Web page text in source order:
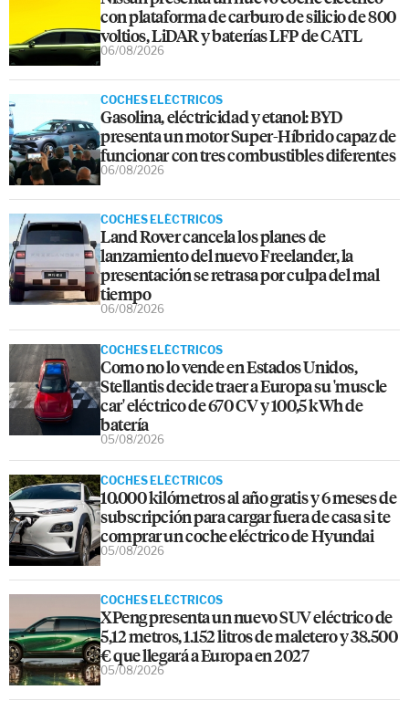
con plataforma de carburo de silicio de 800
voltios, LiDAR y baterías LFP de CATL
06/08/2026
COCHES ELÉCTRICOS
Gasolina, eléctricidad y etanol: BYD
presenta un motor Super-Híbrido capaz de
funcionar con tres combustibles diferentes
06/08/2026
COCHES ELÉCTRICOS
Land Rover cancela los planes de
lanzamiento del nuevo Freelander, la
presentación se retrasa por culpa del mal
tiempo
06/08/2026
COCHES ELÉCTRICOS
Como no lo vende en Estados Unidos,
Stellantis decide traer a Europa su 'muscle
car' eléctrico de 670 CV y 100,5 kWh de
batería
05/08/2026
COCHES ELÉCTRICOS
10.000 kilómetros al año gratis y 6 meses de
subscripción para cargar fuera de casa si te
comprar un coche eléctrico de Hyundai
05/08/2026
COCHES ELÉCTRICOS
XPeng presenta un nuevo SUV eléctrico de
5,12 metros, 1.152 litros de maletero y 38.500
€ que llegará a Europa en 2027
05/08/2026